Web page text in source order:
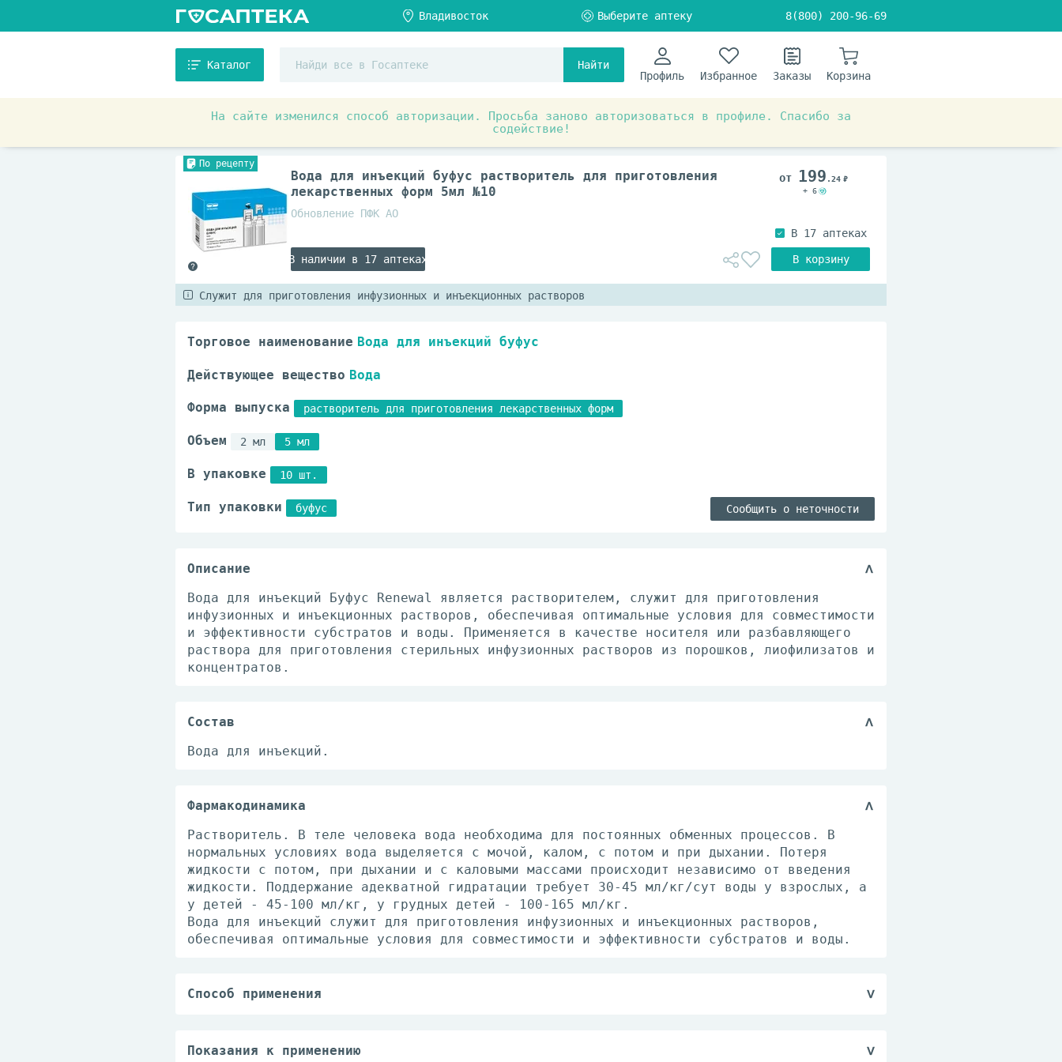
8(800) 200-96-69
Каталог
Найти
Профиль
Избранное Заказы Корзина
На сайте изменился способ авторизации. Просьба заново авторизоваться в профиле. Спасибо за
содействие!
Инфузионные растворы
По рецепту
Вода для инъекций буфус растворитель для приготовления
лекарственных форм 5мл №10
Обновление ПФК АО
В наличии в 17 аптеках
199 .24
+ 6
Служит для приготовления инфузионных и инъекционных растворов
Торговое наименование Вода для инъекций буфус
Действующее вещество Вода
Форма выпуска растворитель для приготовления лекарственных форм
Объем 2 мл 5 мл
В упаковке 10 шт.
Тип упаковки буфус Сообщить о неточности
Описание
Вода для инъекций Буфус Renewal является растворителем, служит для приготовления
инфузионных и инъекционных растворов, обеспечивая оптимальные условия для совместимости
и эффективности субстратов и воды. Применяется в качестве носителя или разбавляющего
раствора для приготовления стерильных инфузионных растворов из порошков, лиофилизатов и
концентратов.
Состав
Вода для инъекций.
Фармакодинамика
Растворитель. В теле человека вода необходима для постоянных обменных процессов. В
нормальных условиях вода выделяется с мочой, калом, с потом и при дыхании. Потеря
жидкости с потом, при дыхании и с каловыми массами происходит независимо от введения
жидкости. Поддержание адекватной гидратации требует 30-45 мл/кг/сут воды у взрослых, а
у детей - 45-100 мл/кг, у грудных детей - 100-165 мл/кг.
Вода для инъекций служит для приготовления инфузионных и инъекционных растворов,
обеспечивая оптимальные условия для совместимости и эффективности субстратов и воды.
Способ применения
Приготовление растворов лекарственных средств с использованием воды для инъекций должно
Показания к применению